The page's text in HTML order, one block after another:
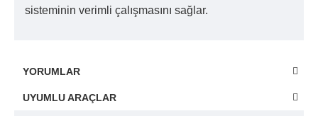
sisteminin verimli çalışmasını sağlar.
YORUMLAR
UYUMLU ARAÇLAR